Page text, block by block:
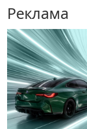
Реклама